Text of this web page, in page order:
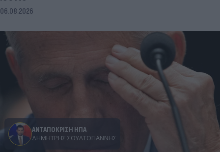
06.08.2026
ΑΝΤΑΠΟΚΡΙΣΗ ΗΠΑ
ΔΗΜΉΤΡΗΣ ΣΟΥΛΤΟΓΙΆΝΝΗΣ